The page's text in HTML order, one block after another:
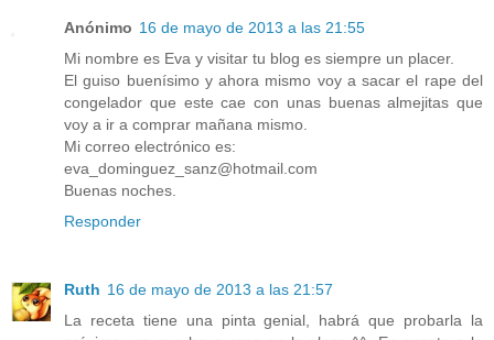
Anónimo 16 de mayo de 2013 a las 21:55
Mi nombre es Eva y visitar tu blog es siempre un placer.
El guiso buenísimo y ahora mismo voy a sacar el rape del
congelador que este cae con unas buenas almejitas que
voy a ir a comprar mañana mismo.
Mi correo electrónico es:
eva_dominguez_sanz@hotmail.com
Buenas noches.
Responder
Ruth 16 de mayo de 2013 a las 21:57
La receta tiene una pinta genial, habrá que probarla la